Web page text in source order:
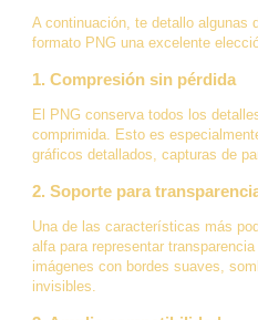
A continuación, te detallo algunas
formato PNG una excelente
1. Compresión sin pérdida
El PNG conserva todos los
comprimida. Esto es
gráficos detallados, capturas de
2. Soporte para
Una de las características más
alfa para representar
imágenes con bordes suaves,
invisibles.